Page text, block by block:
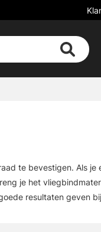
te bevestigen. Als
je het
resultaten geven